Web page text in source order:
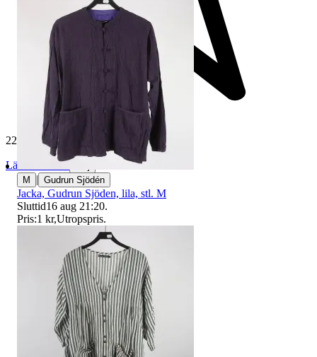
229 633 omdömen
Läs omdömen
M | Gudrun Sjödén
Jacka, Gudrun Sjöden, lila, stl. M
Sluttid16 aug 21:20.
Pris:1 kr,Utropspris.